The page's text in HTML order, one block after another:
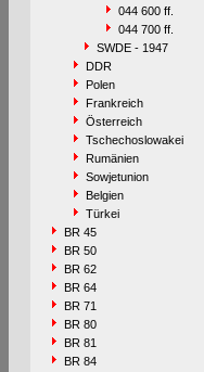
044 600 ff.
044 700 ff.
SWDE - 1947
DDR
Polen
Frankreich
Österreich
Tschechoslowakei
Rumänien
Sowjetunion
Belgien
Türkei
BR 45
BR 50
BR 62
BR 64
BR 71
BR 80
BR 81
BR 84